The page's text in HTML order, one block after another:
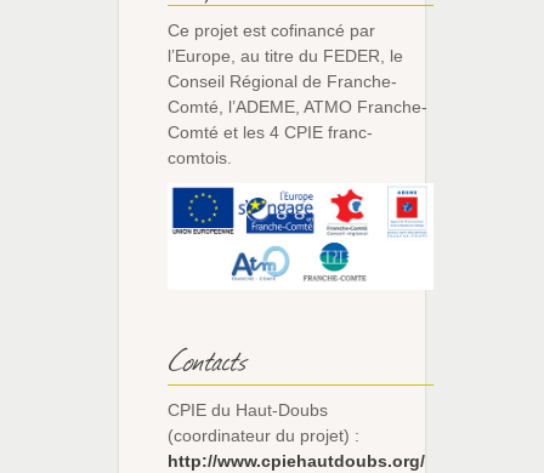
Ce projet est cofinancé par
l’Europe, au titre du FEDER, le
Conseil Régional de Franche-
Comté, l’ADEME, ATMO Franche-
Comté et les 4 CPIE franc-
comtois.
Contacts
CPIE du Haut-Doubs
(coordinateur du projet) :
http://www.cpiehautdoubs.org/